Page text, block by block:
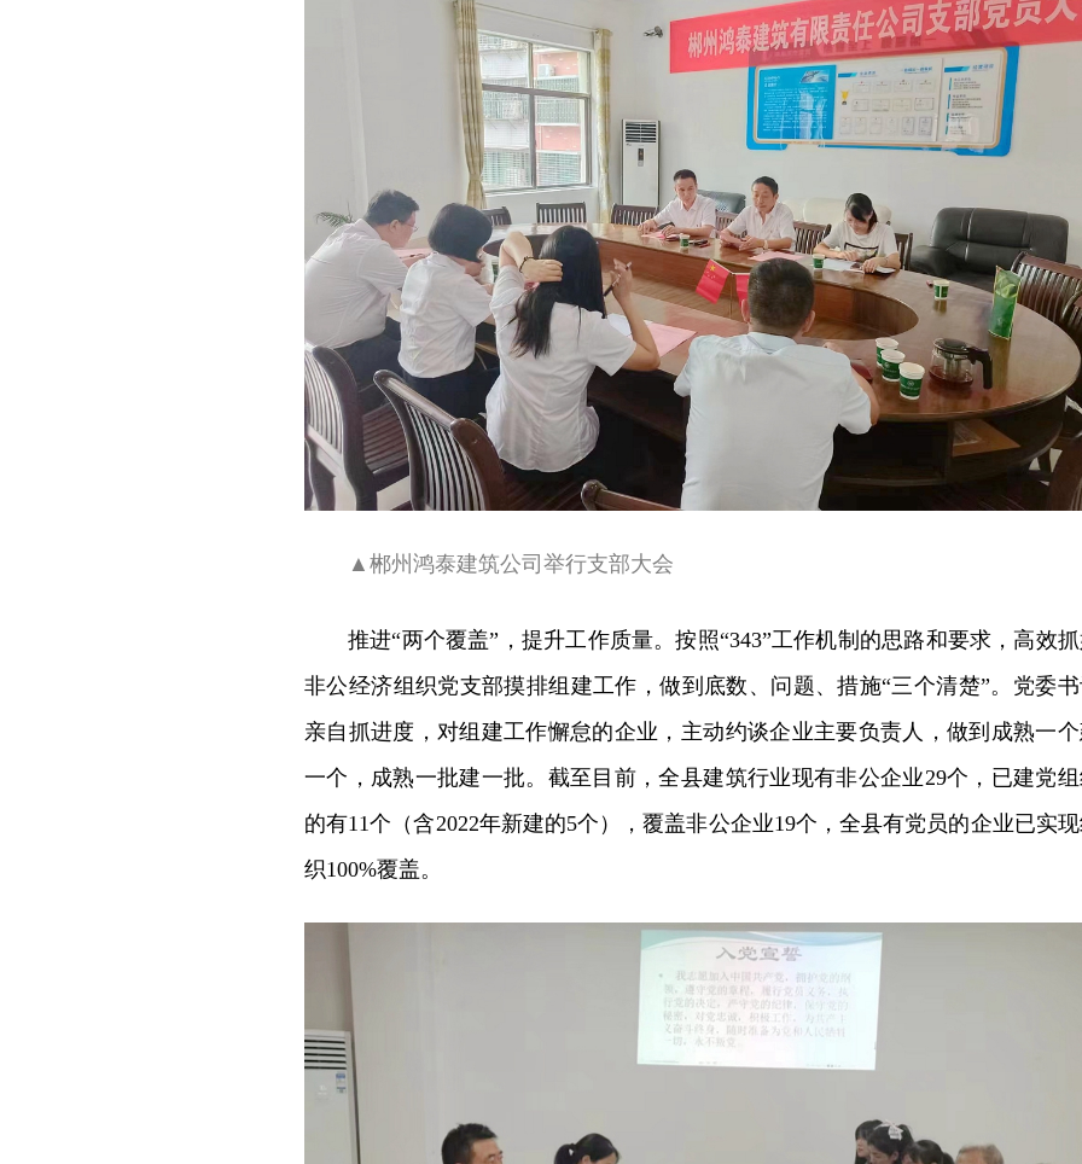
▲郴州鸿泰建筑公司举行支部大会
推进“两个覆盖”，提升工作质量。按照“343”工作机制的思路和要求，高效
非公经济组织党支部摸排组建工作，做到底数、问题、措施“三个清楚”。党委
亲自抓进度，对组建工作懈怠的企业，主动约谈企业主要负责人，做到成熟一
一个，成熟一批建一批。截至目前，全县建筑行业现有非公企业29个，已建党
的有11个（含2022年新建的5个），覆盖非公企业19个，全县有党员的企业已实
织100%覆盖。